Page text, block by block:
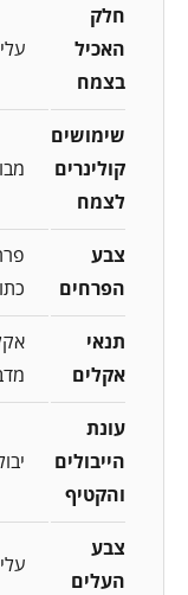
חלק
האכיל
בצמח
שימושים
קולינרים
לצמח
צבע
הפרחים
תנאי
אקלים
עונת
הייבולים
והקטיף
צבע
העלים